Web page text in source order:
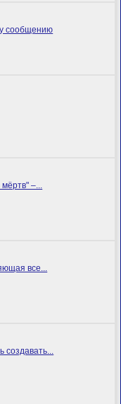
–...
все...
создавать...